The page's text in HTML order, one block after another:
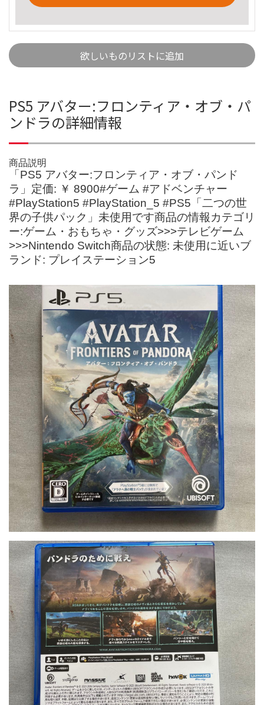
欲しいものリストに追加
PS5 アバター:フロンティア・オブ・パ
ンドラの詳細情報
商品説明
「PS5 アバター:フロンティア・オブ・パンド
ラ」定価: ￥ 8900#ゲーム #アドベンチャー
#PlayStation5 #PlayStation_5 #PS5「二つの世
界の子供パック」未使用です商品の情報カテゴリ
ー:ゲーム・おもちゃ・グッズ>>>テレビゲーム
>>>Nintendo Switch商品の状態: 未使用に近いブ
ランド: プレイステーション5